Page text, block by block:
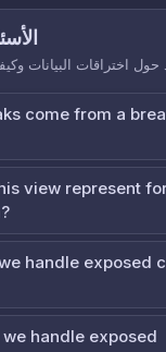
اختراقات البيانات
come from a
view represent
handle exposed
handle exposed